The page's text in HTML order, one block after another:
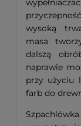
wysoką
masa
dalszą
naprawie
przy użyciu
farb do